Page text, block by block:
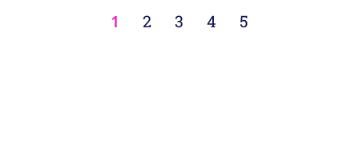
1 2 3 4 5